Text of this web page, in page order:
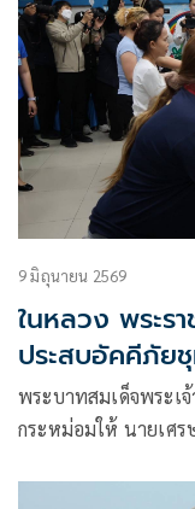
9 มิถุนายน 2569
ในหลวง พระร
ประสบอัคคีภัย
พระบาทสมเด็จพระเ
กระหม่อมให้ นายเศ